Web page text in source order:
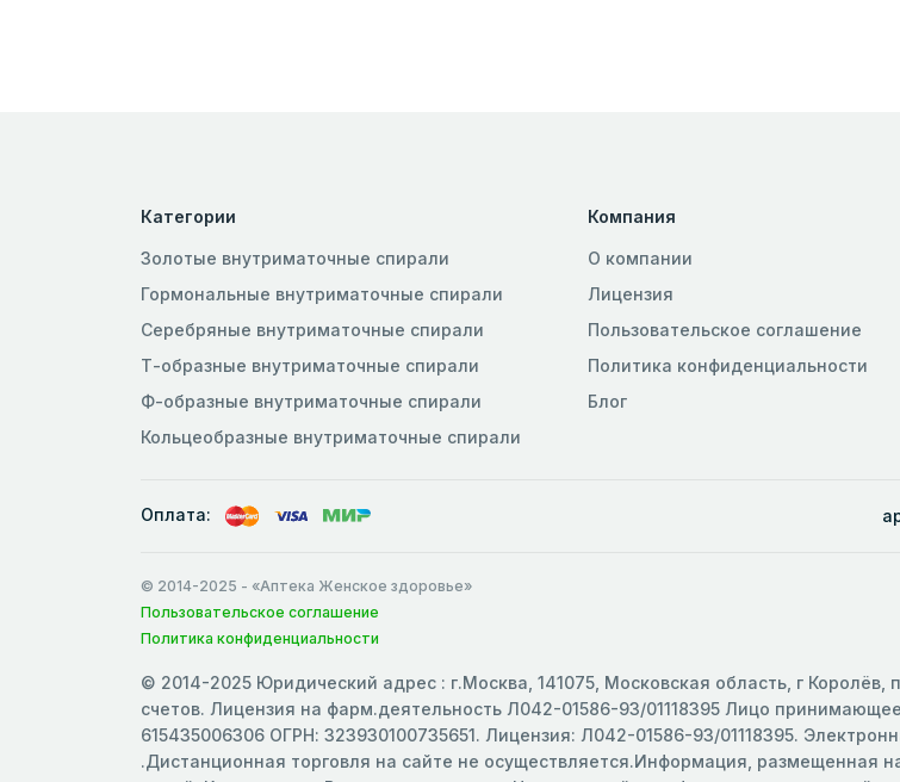
Категории
Золотые внутриматочные спирали
Гормональные внутриматочные спирали
Серебряные внутриматочные спирали
Т-образные внутриматочные спирали
Ф-образные внутриматочные спирали
Кольцеобразные внутриматочные спирали
Компания
О компании
Лицензия
Пользовательское соглашение
Политика конфиденциальности
Блог
Оплата:
© 2014-2025 - «Аптека Женское здоровье»
Пользовательское соглашение
Политика конфиденциальности
© 2014-2025 Юридический адрес : г.Москва, 141075, Московская область, г Королёв,
счетов. Лицензия на фарм.деятельность Л042-01586-93/01118395 Лицо
615435006306 ОГРН: 323930100735651. Лицензия: Л042-01586-93/01118395.
.Дистанционная торговля на сайте не осуществляется.Информация, размещенная